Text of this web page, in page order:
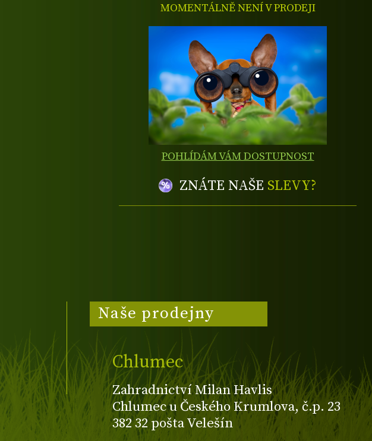
MOMENTÁLNĚ NENÍ V PRODEJI
POHLÍDÁM VÁM DOSTUPNOST
ZNÁTE NAŠE SLEVY?
Naše prodejny
Chlumec
Zahradnictví Milan Havlis
Chlumec u Českého Krumlova, č.p. 23
382 32 pošta Velešín